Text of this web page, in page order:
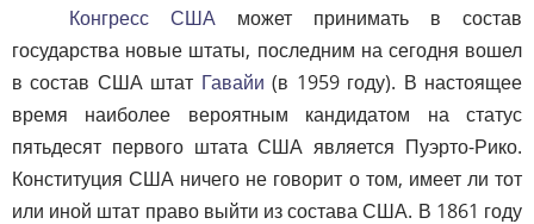
Конгресс США может принимать в состав
государства новые штаты, последним на сегодня вошел
в состав США штат Гавайи (в 1959 году). В настоящее
время наиболее вероятным кандидатом на статус
пятьдесят первого штата США является Пуэрто-Рико.
Конституция США ничего не говорит о том, имеет ли тот
или иной штат право выйти из состава США. В 1861 году